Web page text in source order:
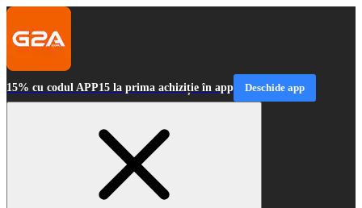
15% cu codul APP15 la prima achiziție în app Deschide app